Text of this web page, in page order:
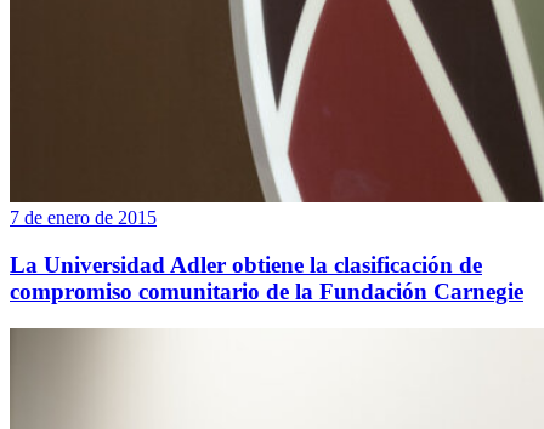
7 de enero de 2015
La Universidad Adler obtiene la clasificación de
compromiso comunitario de la Fundación Carnegie